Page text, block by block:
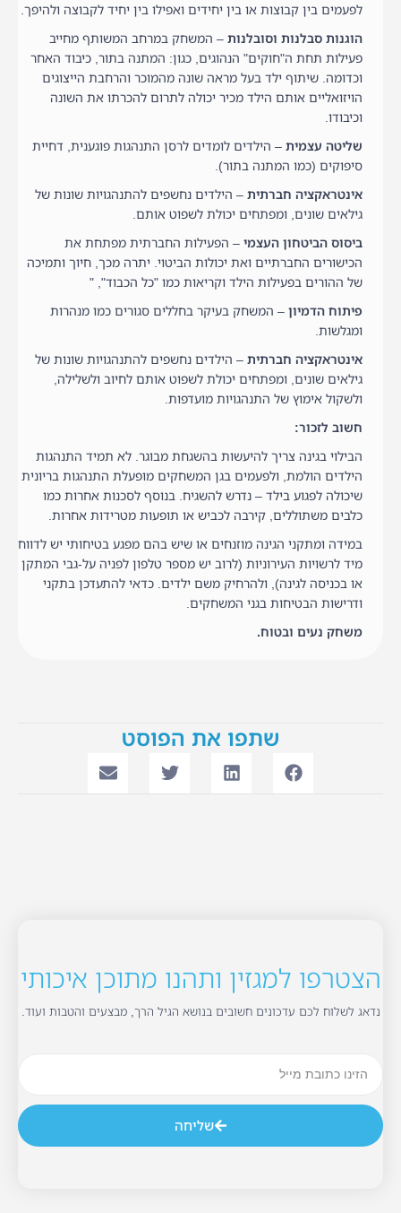
לפעמים בין קבוצות או בין יחידים ואפילו בין יחיד לקבוצה ולהיפך.
הוגנות סבלנות וסובלנות– המשחק במרחב המשותף מחייב
פעילות תחת ה"חוקים" הנהוגים, כגון: המתנה בתור, כיבוד האחר
וכדומה. שיתוף ילד בעל מראה שונה מהמוכר והרחבת הייצוגים
הויזואליים אותם הילד מכיר יכולה לתרום להכרתו את השונה
וכיבודו.
שליטה עצמית– הילדים לומדים לרסן התנהגות פוגענית, דחיית
סיפוקים (כמו המתנה בתור).
אינטראקציה חברתית– הילדים נחשפים להתנהגויות שונות של
גילאים שונים, ומפתחים יכולת לשפוט אותם.
ביסוס הביטחון העצמי– הפעילות החברתית מפתחת את
הכישורים החברתיים ואת יכולות הביטוי. יתרה מכך, חיוך ותמיכה
של ההורים בפעילות הילד וקריאות כמו "כל הכבוד", "
פיתוח הדמיון– המשחק בעיקר בחללים סגורים כמו מנהרות
ומגלשות.
אינטראקציה חברתית– הילדים נחשפים להתנהגויות שונות של
גילאים שונים, ומפתחים יכולת לשפוט אותם לחיוב ולשלילה,
ולשקול אימוץ של התנהגויות מועדפות.
חשוב לזכור:
הבילוי בגינה צריך להיעשות בהשגחת מבוגר. לא תמיד התנהגות
הילדים הולמת, ולפעמים בגן המשחקים מופעלת התנהגות בריונית
שיכולה לפגוע בילד – נדרש להשגיח. בנוסף לסכנות אחרות כמו
כלבים משתוללים, קירבה לכביש או תופעות מטרידות אחרות.
במידה ומתקני הגינה מוזנחים או שיש בהם מפגע בטיחותי יש לדווח
מיד לרשויות העירוניות (לרוב יש מספר טלפון לפניה על-גבי המתקן
או בכניסה לגינה), ולהרחיק משם ילדים. כדאי להתעדכן בתקני
ודרישות הבטיחות בגני המשחקים.
משחק נעים ובטוח.
שתפו את הפוסט
הצטרפו למגזין ותהנו מתוכן איכותי
נדאג לשלוח לכם עדכונים חשובים בנושא הגיל הרך, מבצעים והטבות ועוד.
שליחה